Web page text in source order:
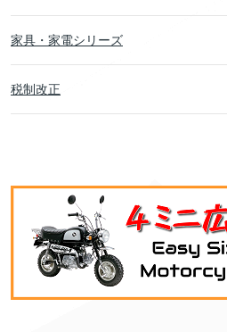
家具・家電シリーズ
税制改正